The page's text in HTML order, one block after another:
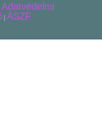
Adatvédelmi
ÁSZF